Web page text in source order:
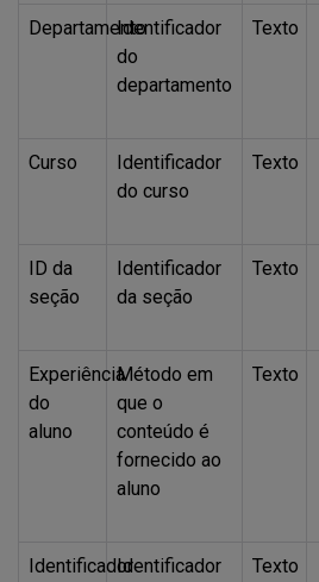
DepartamentoIdentificador
do
departamento
Texto
Curso
Identificador
do curso
Texto
ID da
seção
Identificador
da seção
Texto
Experiência
do
aluno
Método em
que o
conteúdo é
fornecido ao
aluno
Texto
IdentificadorIdentificador
Texto